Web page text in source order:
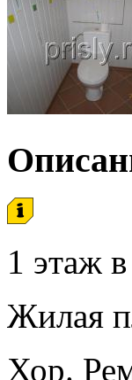
1 этаж
Жилая
Хор.